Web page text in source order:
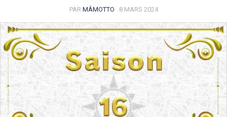
PAR MÂMOTTO · 8 MARS 2024